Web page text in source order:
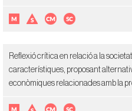
Reflexió crítica en relació a la
característiques, proposant
econòmiques relacionades amb la